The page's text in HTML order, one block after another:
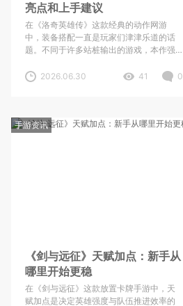
亮点和上手建议
在《洛奇英雄传》这款经典的动作网游
中，装备搭配一直是玩家们津津乐道的话
题。不同于许多站桩输出的游戏，本作强
输出，更直接影响到战斗中的生存与节
2026.06.30 41 0
手游资讯
《剑与远征》天赋加点：新手从
哪里开始更稳
在《剑与远征》这款放置卡牌手游中，天
赋加点是决定英雄强度与队伍推进效率的